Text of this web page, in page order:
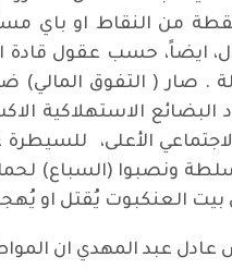
نقطة من النقاط او باي
ايضاً، حسب عقول قادة
. صار ( التفوق المالي)
البضائع الاستهلاكية
الأعلى،
ونصبوا (السباع)
العنكبوت يُقتل او
عادل عبد المهدي ان